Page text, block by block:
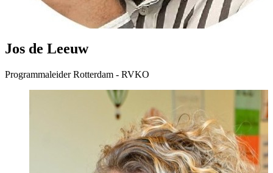
Jos de Leeuw
Programmaleider Rotterdam - RVKO